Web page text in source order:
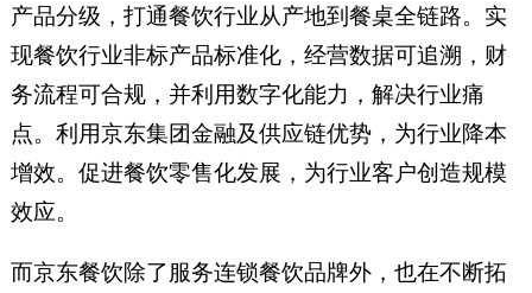
产品分级，打通餐饮行业从产地到餐桌全链路。实
现餐饮行业非标产品标准化，经营数据可追溯，财
务流程可合规，并利用数字化能力，解决行业痛
点。利用京东集团金融及供应链优势，为行业降本
增效。促进餐饮零售化发展，为行业客户创造规模
效应。
而京东餐饮除了服务连锁餐饮品牌外，也在不断拓